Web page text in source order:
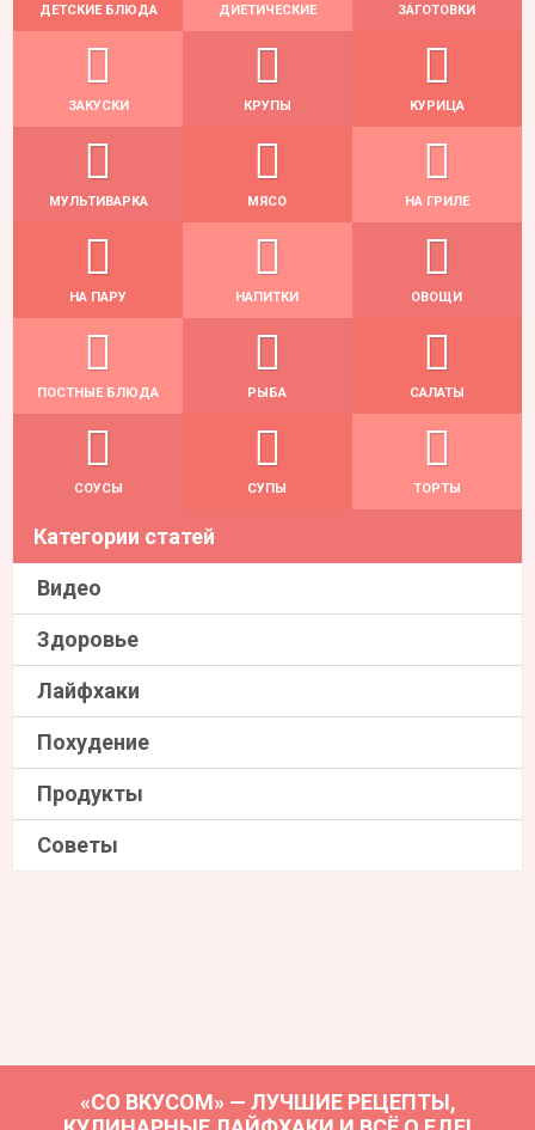
ДЕТСКИЕ БЛЮДА ДИЕТИЧЕСКИЕ ЗАГОТОВКИ
ЗАКУСКИ КРУПЫ КУРИЦА
МУЛЬТИВАРКА МЯСО НА ГРИЛЕ
НА ПАРУ НАПИТКИ ОВОЩИ
ПОСТНЫЕ БЛЮДА РЫБА САЛАТЫ
СОУСЫ СУПЫ ТОРТЫ
Категории статей
Видео
Здоровье
Лайфхаки
Похудение
Продукты
Советы
«СО ВКУСОМ» — ЛУЧШИЕ РЕЦЕПТЫ,